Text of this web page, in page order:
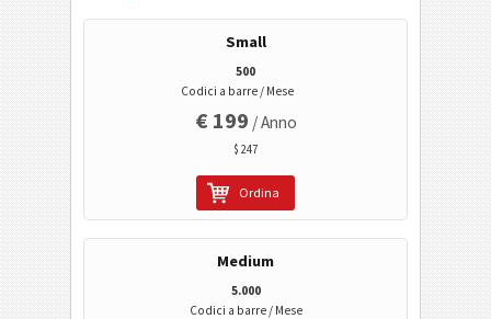
Twitter Tweet
Profilo Facebook
Preferiti su Facebook
Collegamento utente LinkedId
Profilo aziendale LinkedIn
Condividi con LinkedId
Ricerca editore su Google Play
Small
500
Codici a barre / Mese
€ 199 / Anno
$ 247
Ordina
Medium
5.000
Codici a barre / Mese